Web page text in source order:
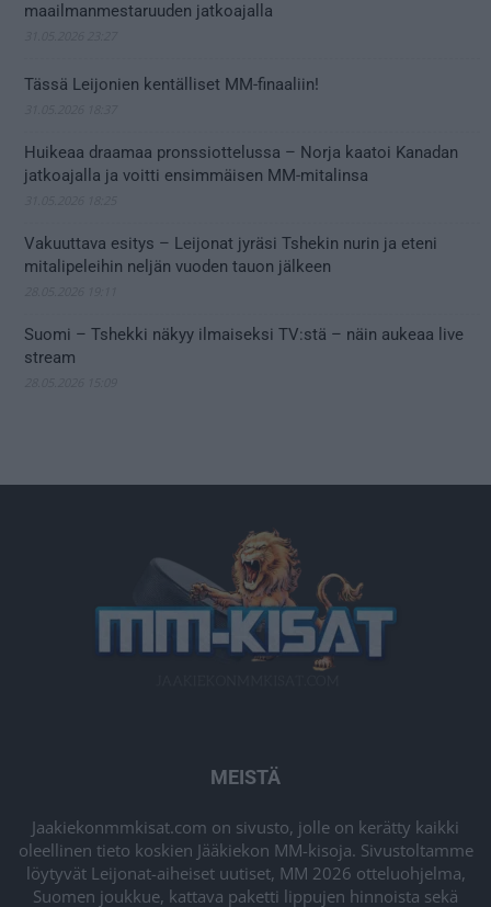
maailmanmestaruuden jatkoajalla
Tässä Leijonien kentälliset MM-finaaliin!
Huikeaa draamaa pronssiottelussa – Norja kaatoi Kanadan
jatkoajalla ja voitti ensimmäisen MM-mitalinsa
Vakuuttava esitys – Leijonat jyräsi Tshekin nurin ja eteni
mitalipeleihin neljän vuoden tauon jälkeen
Suomi – Tshekki näkyy ilmaiseksi TV:stä – näin aukeaa live
stream
MEISTÄ
Jaakiekonmmkisat.com on sivusto, jolle on kerätty kaikki
oleellinen tieto koskien Jääkiekon MM-kisoja. Sivustoltamme
löytyvät Leijonat-aiheiset uutiset, MM 2026 otteluohjelma,
Suomen joukkue, kattava paketti lippujen hinnoista sekä